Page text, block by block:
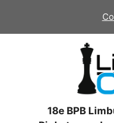
de
18e BPB